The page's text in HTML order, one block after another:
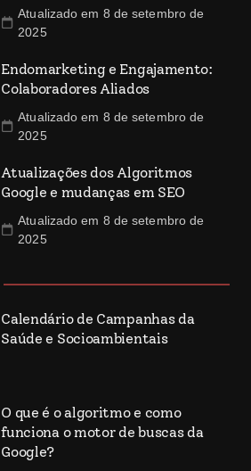
Atualizado em 8 de setembro de
2025
Endomarketing e Engajamento:
Colaboradores Aliados
Atualizado em 8 de setembro de
2025
Atualizações dos Algoritmos
Google e mudanças em SEO
Atualizado em 8 de setembro de
2025
Calendário de Campanhas da
Saúde e Socioambientais
O que é o algoritmo e como
funciona o motor de buscas da
Google?